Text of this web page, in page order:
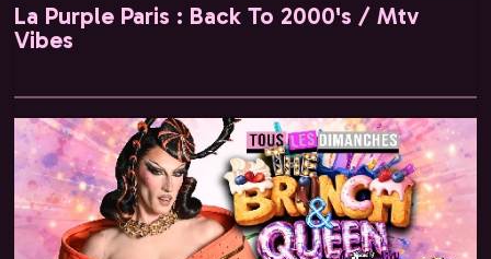
La Purple Paris : Back To 2000's / Mtv
Vibes